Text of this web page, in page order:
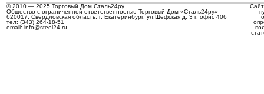
© 2010 — 2025 Торговый Дом Сталь24ру
Общество с ограниченной ответственностью Торговый Дом «Сталь24ру»
620017, Свердловская область, г. Екатеринбург, ул.Шефская д. 3 г, офис 406
тел: (343) 264-18-51
email: info@steel24.ru